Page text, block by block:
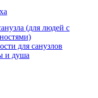
(для людей с
для санузлов
и душа